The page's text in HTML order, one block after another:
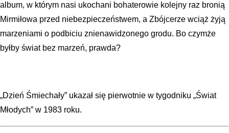
album, w którym nasi ukochani bohaterowie kolejny raz bronią
Mirmiłowa przed niebezpieczeństwem, a Zbójcerze wciąż żyją
marzeniami o podbiciu znienawidzonego grodu. Bo czymże
byłby świat bez marzeń, prawda?
„Dzień Śmiechały” ukazał się pierwotnie w tygodniku „Świat
Młodych” w 1983 roku.